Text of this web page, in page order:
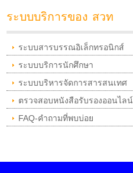
ระบบบริการของ สวท
ระบบสารบรรณอิเล็กทรอนิกส์
ระบบบริการนักศึกษา
ระบบบริหารจัดการสารสนเทศ
ตรวจสอบหนังสือรับรองออนไลน์
FAQ-คำถามที่พบบ่อย